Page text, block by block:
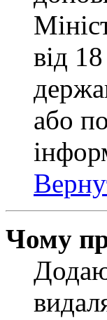
від
або
Чому